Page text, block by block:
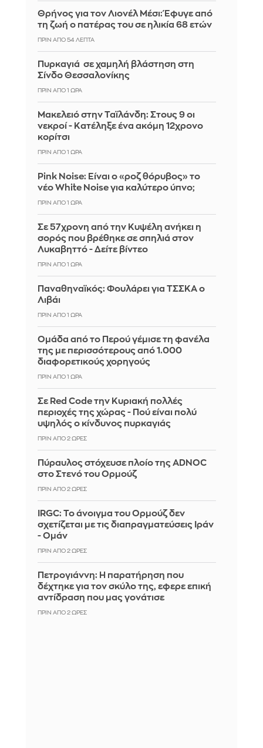
Θρήνος για τον Λιονέλ Μέσι: Έφυγε από
τη ζωή ο πατέρας του σε ηλικία 68 ετών
ΠΡΙΝ ΑΠΌ 54 ΛΕΠΤΆ
Πυρκαγιά σε χαμηλή βλάστηση στη
Σίνδο Θεσσαλονίκης
ΠΡΙΝ ΑΠΌ 1 ΏΡΑ
Μακελειό στην Ταϊλάνδη: Στους 9 οι
νεκροί - Κατέληξε ένα ακόμη 12χρονο
κορίτσι
ΠΡΙΝ ΑΠΌ 1 ΏΡΑ
Pink Noise: Είναι ο «ροζ θόρυβος» το
νέο White Noise για καλύτερο ύπνο;
ΠΡΙΝ ΑΠΌ 1 ΏΡΑ
Σε 57χρονη από την Κυψέλη ανήκει η
σορός που βρέθηκε σε σπηλιά στον
Λυκαβηττό - Δείτε βίντεο
ΠΡΙΝ ΑΠΌ 1 ΏΡΑ
Παναθηναϊκός: Φουλάρει για ΤΣΣΚΑ ο
Λιβάι
ΠΡΙΝ ΑΠΌ 1 ΏΡΑ
Ομάδα από το Περού γέμισε τη φανέλα
της με περισσότερους από 1.000
διαφορετικούς χορηγούς
ΠΡΙΝ ΑΠΌ 1 ΏΡΑ
Σε Red Code την Κυριακή πολλές
περιοχές της χώρας - Πού είναι πολύ
υψηλός ο κίνδυνος πυρκαγιάς
ΠΡΙΝ ΑΠΌ 2 ΏΡΕΣ
Πύραυλος στόχευσε πλοίο της ADNOC
στο Στενό του Ορμούζ
ΠΡΙΝ ΑΠΌ 2 ΏΡΕΣ
IRGC: Το άνοιγμα του Ορμούζ δεν
σχετίζεται με τις διαπραγματεύσεις Ιράν
- Ομάν
ΠΡΙΝ ΑΠΌ 2 ΏΡΕΣ
Πετρογιάννη: Η παρατήρηση που
δέχτηκε για τον σκύλο της, εφερε επική
αντίδραση που μας γονάτισε
ΠΡΙΝ ΑΠΌ 2 ΏΡΕΣ